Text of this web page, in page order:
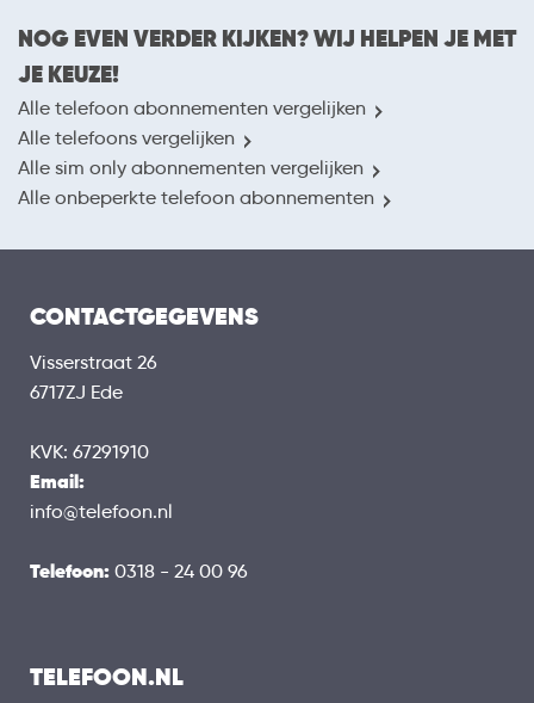
NOG EVEN VERDER KIJKEN? WIJ HELPEN JE MET
JE KEUZE!
Alle telefoon abonnementen vergelijken
Alle telefoons vergelijken
Alle sim only abonnementen vergelijken
Alle onbeperkte telefoon abonnementen
CONTACTGEGEVENS
Visserstraat 26
6717ZJ Ede
KVK: 67291910
Email:
info@telefoon.nl
Telefoon: 0318 - 24 00 96
TELEFOON.NL